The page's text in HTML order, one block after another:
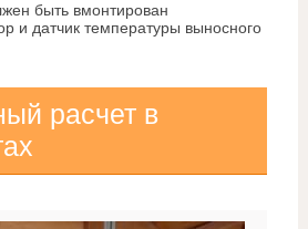
быть вмонтирован
и датчик температуры выносного
расчет в